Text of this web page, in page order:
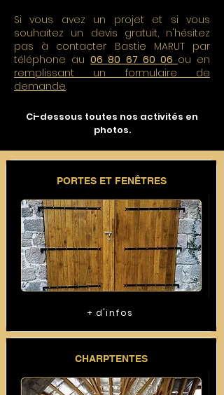
Si vous avez un projet et si vous
souhaitez un devis gratuit, n'hésitez
pas à contacter Bastie MARUT par
téléphone au06 80 67 60 06 ou en
remplissant un formulaire de
demande.
Ci-dessous toutes nos activités en
photos.
PORTES ET FENÊTRES
+ d'infos
CHARPTENTES